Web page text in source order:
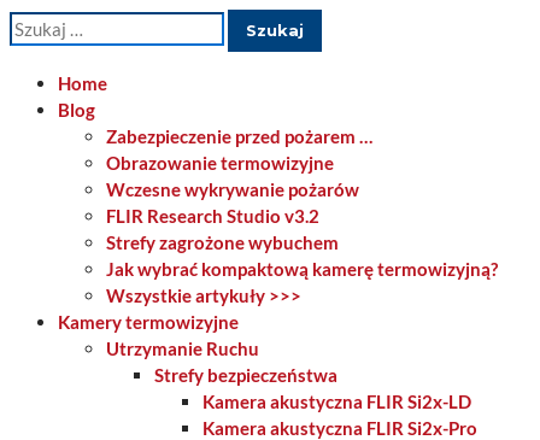
Szukaj:
Home
Blog
Zabezpieczenie przed pożarem …
Obrazowanie termowizyjne
Wczesne wykrywanie pożarów
FLIR Research Studio v3.2
Strefy zagrożone wybuchem
Jak wybrać kompaktową kamerę termowizyjną?
Wszystkie artykuły >>>
Kamery termowizyjne
Utrzymanie Ruchu
Strefy bezpieczeństwa
Kamera akustyczna FLIR Si2x-LD
Kamera akustyczna FLIR Si2x-Pro